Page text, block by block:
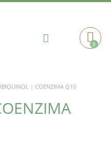
Cart0
| COENZIMA Q10